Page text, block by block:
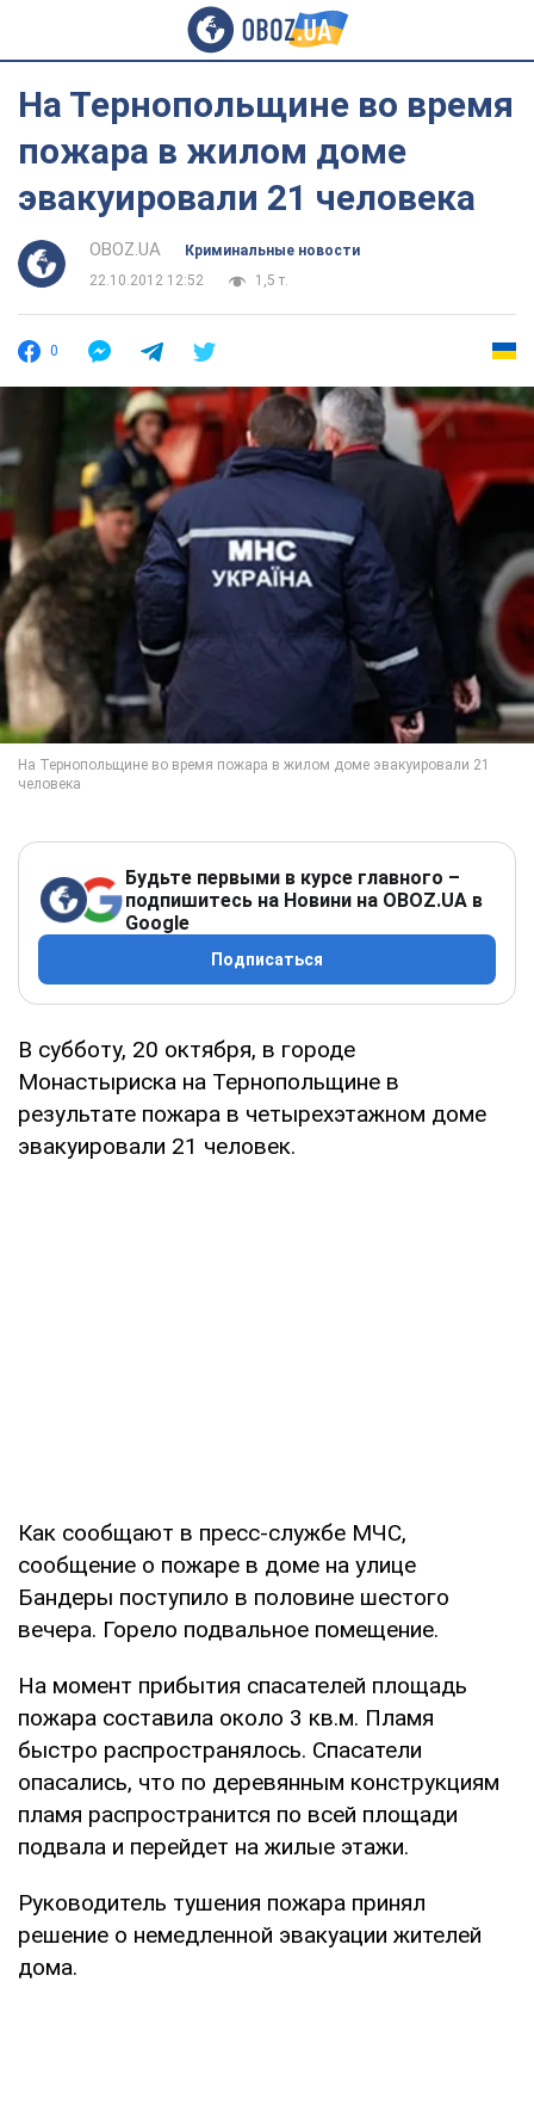
На Тернопольщине во время
пожара в жилом доме
эвакуировали 21 человека
OBOZ.UA
Криминальные новости
22.10.2012 12:52
1,5 т.
0
Будьте первыми в курсе главного –
подпишитесь на Новини на OBOZ.UA в
Google
Подписаться
В субботу, 20 октября, в городе
Монастыриска на Тернопольщине в
результате пожара в четырехэтажном доме
эвакуировали 21 человек.
Как сообщают в пресс-службе МЧС,
сообщение о пожаре в доме на улице
Бандеры поступило в половине шестого
вечера. Горело подвальное помещение.
На момент прибытия спасателей площадь
пожара составила около 3 кв.м. Пламя
быстро распространялось. Спасатели
опасались, что по деревянным конструкциям
пламя распространится по всей площади
подвала и перейдет на жилые этажи.
Руководитель тушения пожара принял
решение о немедленной эвакуации жителей
дома.